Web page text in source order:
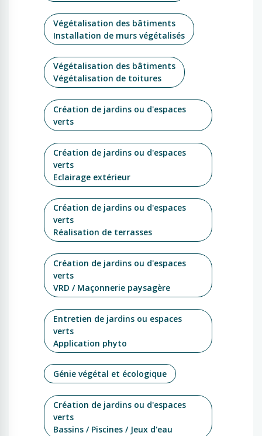
Végétalisation des bâtiments
Installation de murs végétalisés
Végétalisation des bâtiments
Végétalisation de toitures
Création de jardins ou d'espaces
verts
Création de jardins ou d'espaces
verts
Eclairage extérieur
Création de jardins ou d'espaces
verts
Réalisation de terrasses
Création de jardins ou d'espaces
verts
VRD / Maçonnerie paysagère
Entretien de jardins ou espaces
verts
Application phyto
Génie végétal et écologique
Création de jardins ou d'espaces
verts
Bassins / Piscines / Jeux d'eau